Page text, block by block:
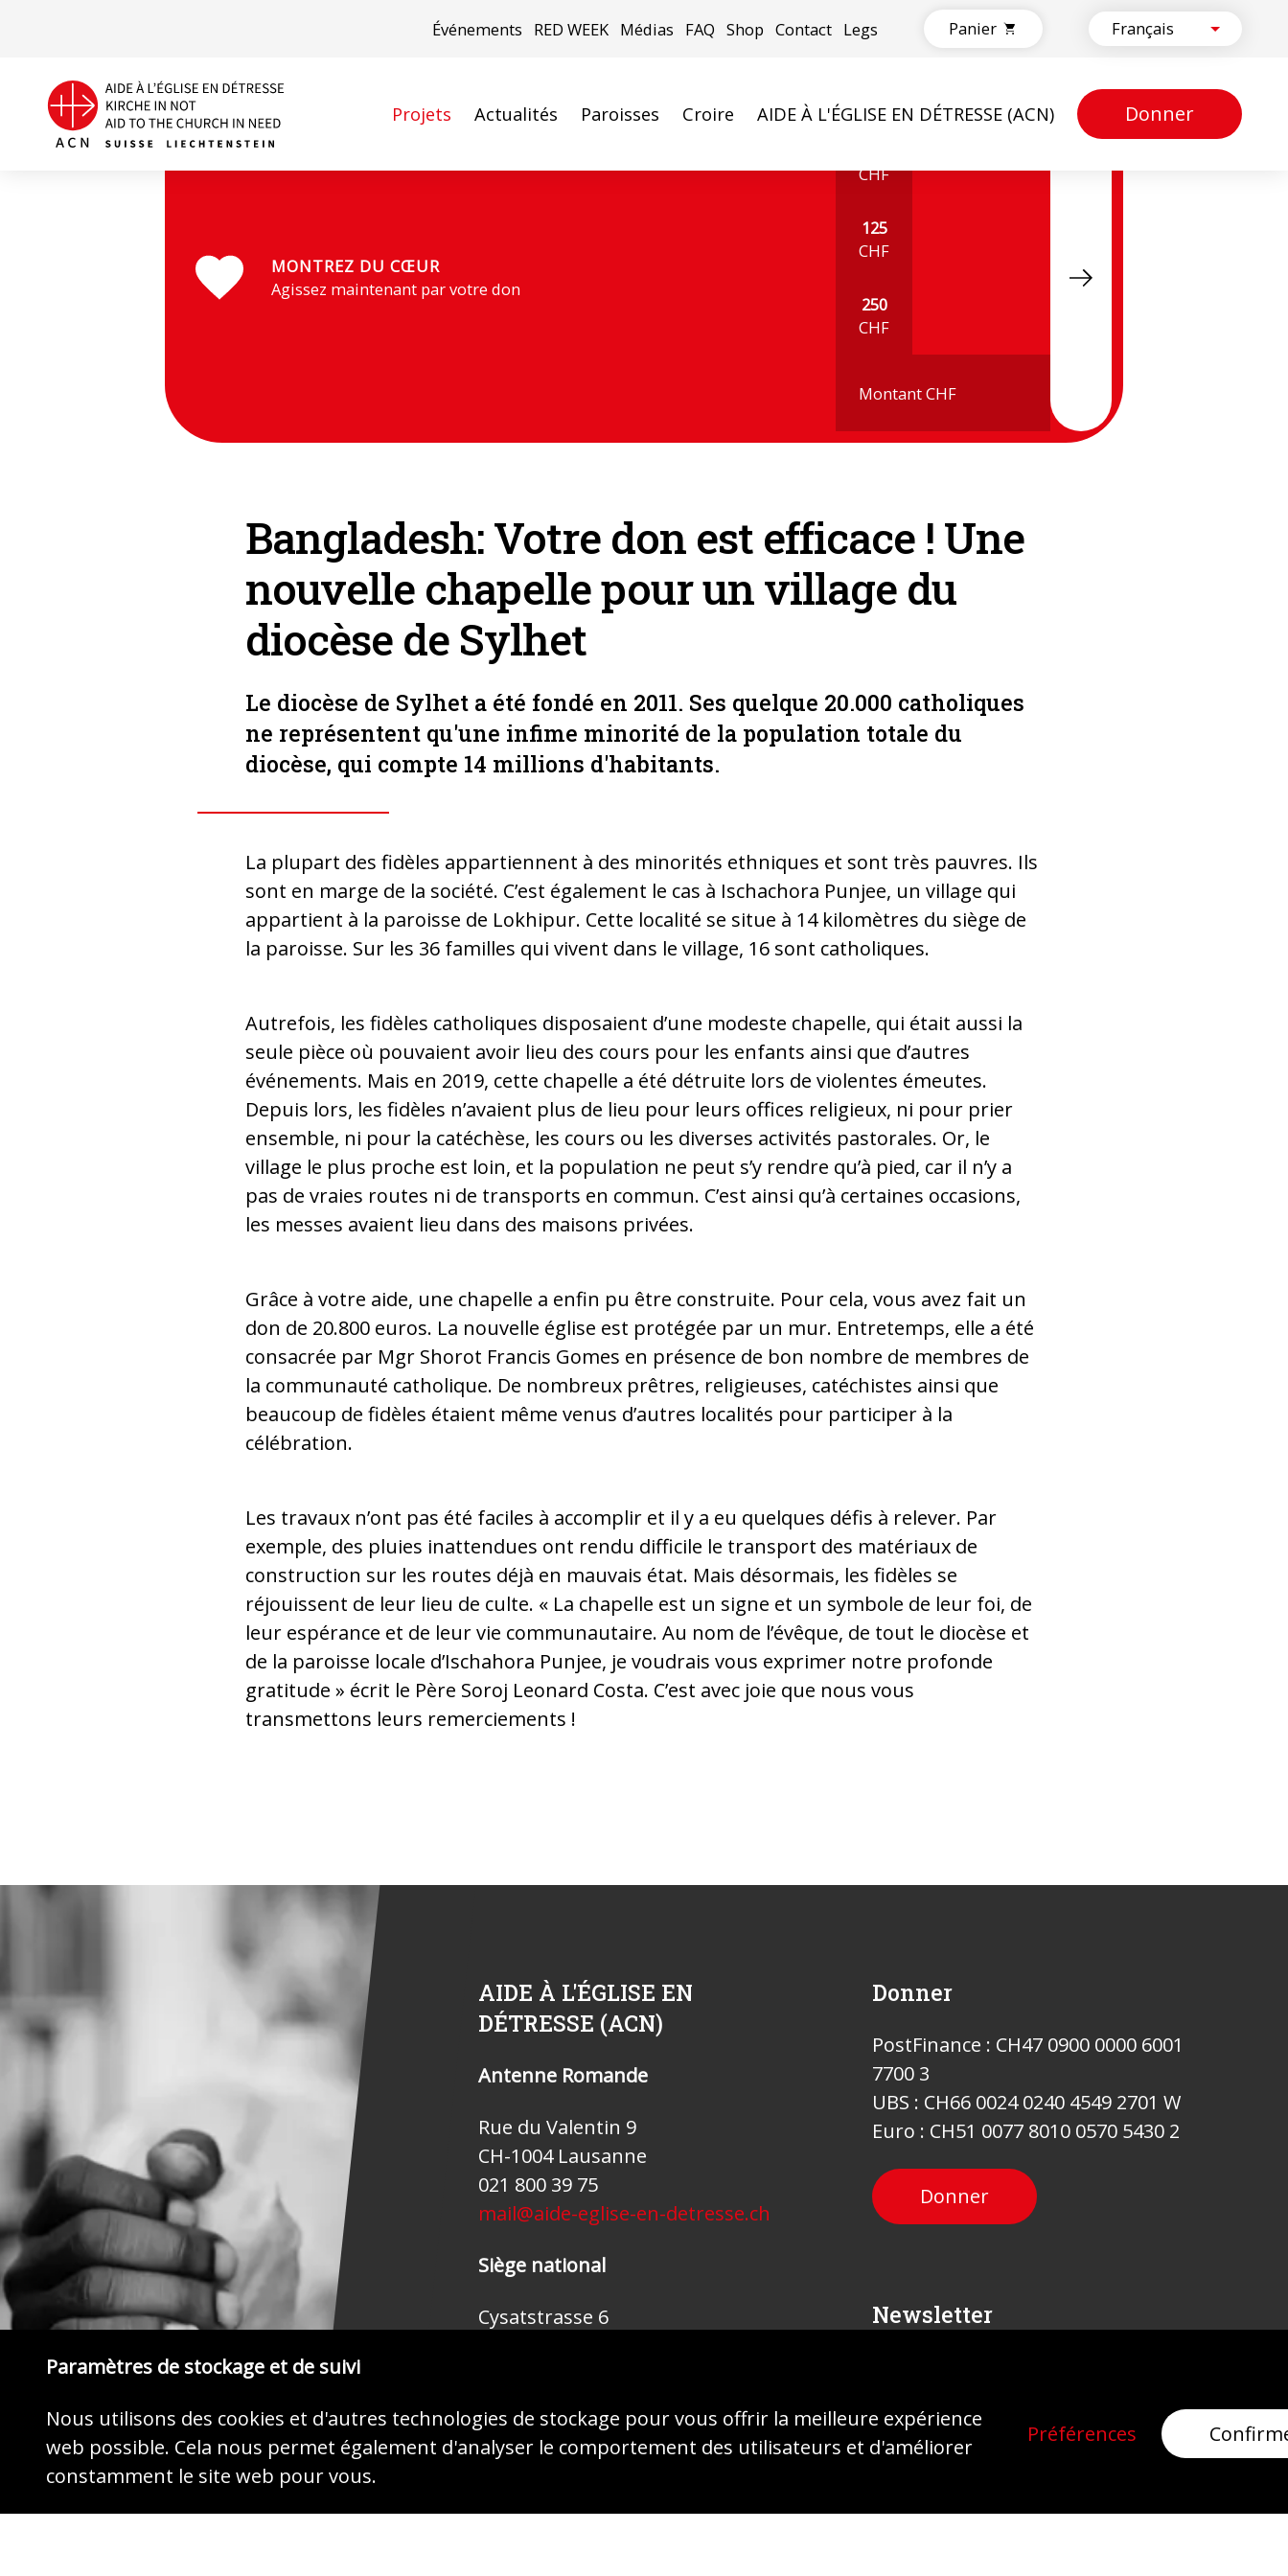
Événements RED WEEK Médias FAQ Shop Contact Legs Panier
Projets Actualités Paroisses Croire AIDE À L'ÉGLISE EN DÉTRESSE (ACN) Donner
Bangladesh
MONTREZ DU CŒUR
Agissez maintenant par votre don
CHF
125
CHF
250
CHF
Bangladesh: Votre don est efficace ! Une
nouvelle chapelle pour un village du
diocèse de Sylhet
Le diocèse de Sylhet a été fondé en 2011. Ses quelque 20.000 catholiques
ne représentent qu'une infime minorité de la population totale du
diocèse, qui compte 14 millions d'habitants.
La plupart des fidèles appartiennent à des minorités ethniques et sont très pauvres. Ils
sont en marge de la société. C’est également le cas à Ischachora Punjee, un village qui
appartient à la paroisse de Lokhipur. Cette localité se situe à 14 kilomètres du siège de
la paroisse. Sur les 36 familles qui vivent dans le village, 16 sont catholiques.
Autrefois, les fidèles catholiques disposaient d’une modeste chapelle, qui était aussi la
seule pièce où pouvaient avoir lieu des cours pour les enfants ainsi que d’autres
événements. Mais en 2019, cette chapelle a été détruite lors de violentes émeutes.
Depuis lors, les fidèles n’avaient plus de lieu pour leurs offices religieux, ni pour prier
ensemble, ni pour la catéchèse, les cours ou les diverses activités pastorales. Or, le
village le plus proche est loin, et la population ne peut s’y rendre qu’à pied, car il n’y a
pas de vraies routes ni de transports en commun. C’est ainsi qu’à certaines occasions,
les messes avaient lieu dans des maisons privées.
Grâce à votre aide, une chapelle a enfin pu être construite. Pour cela, vous avez fait un
don de 20.800 euros. La nouvelle église est protégée par un mur. Entretemps, elle a été
consacrée par Mgr Shorot Francis Gomes en présence de bon nombre de membres de
la communauté catholique. De nombreux prêtres, religieuses, catéchistes ainsi que
beaucoup de fidèles étaient même venus d’autres localités pour participer à la
célébration.
Les travaux n’ont pas été faciles à accomplir et il y a eu quelques défis à relever. Par
exemple, des pluies inattendues ont rendu difficile le transport des matériaux de
construction sur les routes déjà en mauvais état. Mais désormais, les fidèles se
réjouissent de leur lieu de culte. « La chapelle est un signe et un symbole de leur foi, de
leur espérance et de leur vie communautaire. Au nom de l’évêque, de tout le diocèse et
de la paroisse locale d’Ischahora Punjee, je voudrais vous exprimer notre profonde
gratitude » écrit le Père Soroj Leonard Costa. C’est avec joie que nous vous
transmettons leurs remerciements !
MONTREZ DU CŒUR
Agissez maintenant par votre don
AIDE À L'ÉGLISE EN
DÉTRESSE (ACN)
Antenne Romande
Rue du Valentin 9
CH-1004 Lausanne
021 800 39 75
mail@aide-eglise-en-detresse.ch
Siège national
Cysatstrasse 6
Donner
PostFinance : CH47 0900 0000 6001
7700 3
UBS : CH66 0024 0240 4549 2701 W
Euro : CH51 0077 8010 0570 5430 2
Donner
Newsletter
Paramètres de stockage et de suivi
Nous utilisons des cookies et d'autres technologies de stockage pour vous offrir la meilleure expérience
web possible. Cela nous permet également d'analyser le comportement des utilisateurs et d'améliorer
constamment le site web pour vous.
Préférences